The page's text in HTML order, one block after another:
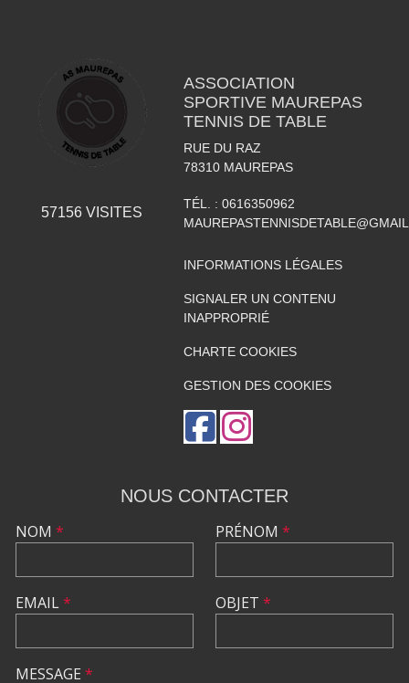
57156VISITES
ASSOCIATION
SPORTIVE MAUREPAS
TENNIS DE TABLE
RUE DU RAZ
78310 MAUREPAS
TÉL. : 0616350962
INFORMATIONS LÉGALES
SIGNALER UN CONTENU
INAPPROPRIÉ
CHARTE COOKIES
GESTION DES COOKIES
NOUS CONTACTER
NOM *
EMAIL*
PRÉNOM *
OBJET *
MESSAGE *